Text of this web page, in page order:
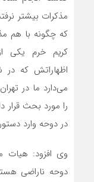
مذکرات بیشتر
که چگونه با هم
کریم خرم یکی
اظهاراتش که
می‌دارد ما در
را مورد بحث قرار
در دوحه وارد
وی افزود: هیات
دوحه ناراضی